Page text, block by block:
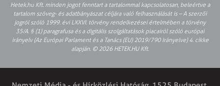
Hetek.hu Kft. minden jogot fenntart a tartalommal kapcsolatosan, beleértve a
tartalom szöveg- és adatbányászat céljára való felhasználását is – A szerzői
jogról szóló 1999. évi LXXVI. törvény rendelkezései értelmében a törvény
35/A. § (1) paragrafusa és a digitális szolgáltatások piacairól szóló európai
irányelv (Az Európai Parlament és a Tanács (EU) 2019/790 Irányelve) 4. cikke
alapján. © 2026 HETEK.HU Kft.